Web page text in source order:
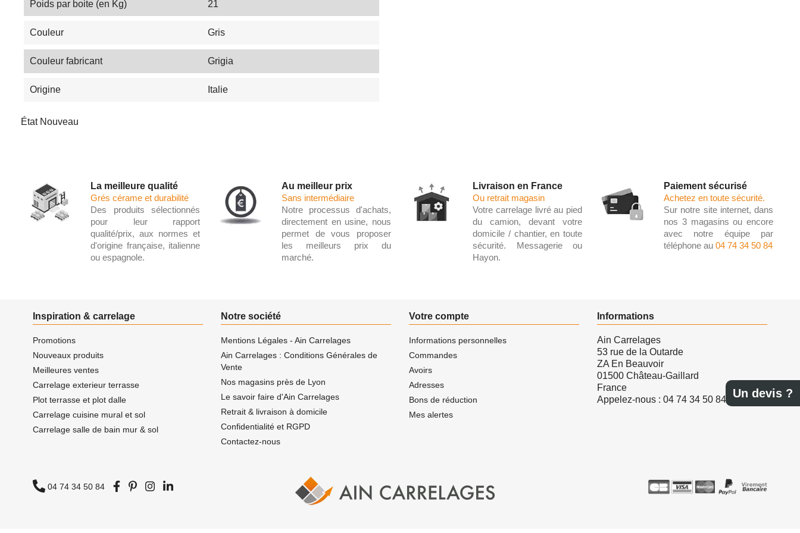
Un devis ?
Poids par boite (en Kg) 21
Couleur Gris
Couleur fabricant Grigia
Origine Italie
État Nouveau
La meilleure qualité
Grés cérame et durabilité
Des produits sélectionnés
pour leur rapport
qualité/prix, aux normes et
d'origine française, italienne
ou espagnole.
Au meilleur prix
Sans intermédiaire
Notre processus d'achats,
directement en usine, nous
permet de vous proposer
les meilleurs prix du
marché.
Livraison en France
Ou retrait magasin
Votre carrelage livré au pied
du camion, devant votre
domicile / chantier, en toute
sécurité. Messagerie ou
Hayon.
Paiement sécurisé
Achetez en toute sécurité.
Sur notre site internet, dans
nos 3 magasins ou encore
avec notre équipe par
téléphone au 04 74 34 50 84
Inspiration & carrelage
Promotions
Nouveaux produits
Meilleures ventes
Carrelage exterieur terrasse
Plot terrasse et plot dalle
Carrelage cuisine mural et sol
Carrelage salle de bain mur & sol
Notre société
Mentions Légales - Ain Carrelages
Ain Carrelages : Conditions Générales de
Vente
Nos magasins près de Lyon
Le savoir faire d'Ain Carrelages
Retrait & livraison à domicile
Confidentialité et RGPD
Contactez-nous
Votre compte
Informations personnelles
Commandes
Avoirs
Adresses
Bons de réduction
Mes alertes
Informations
Ain Carrelages
53 rue de la Outarde
ZA En Beauvoir
01500 Château-Gaillard
France
Appelez-nous : 04 74 34 50 84
04 74 34 50 84